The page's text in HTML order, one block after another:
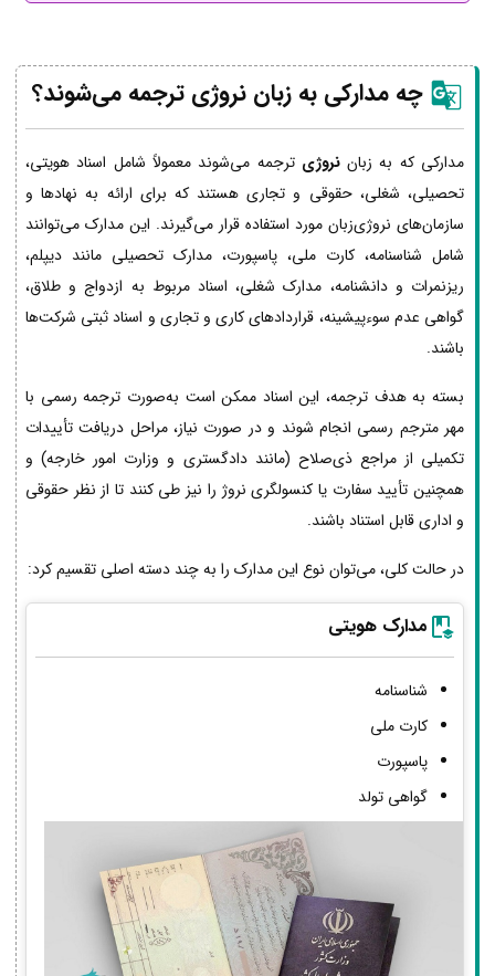
چه مدارکی به زبان نروژی ترجمه می‌شوند؟
مدارکی که به زباننروژی ترجمه می‌شوند معمولاً شامل اسناد هویتی،
تحصیلی، شغلی، حقوقی و تجاری هستند که برای ارائه به نهادها و
سازمان‌های نروژی‌زبان مورد استفاده قرار می‌گیرند. این مدارک می‌توانند
شامل شناسنامه، کارت ملی، پاسپورت، مدارک تحصیلی مانند دیپلم،
ریزنمرات و دانشنامه، مدارک شغلی، اسناد مربوط به ازدواج و طلاق،
گواهی عدم سوءپیشینه، قراردادهای کاری و تجاری و اسناد ثبتی شرکت‌ها
باشند.
بسته به هدف ترجمه، این اسناد ممکن است به‌صورت ترجمه رسمی با
مهر مترجم رسمی انجام شوند و در صورت نیاز، مراحل دریافت تأییدات
تکمیلی از مراجع ذی‌صلاح (مانند دادگستری و وزارت امور خارجه) و
همچنین تأیید سفارت یا کنسولگری نروژ را نیز طی کنند تا از نظر حقوقی
و اداری قابل استناد باشند.
در حالت کلی، می‌توان نوع این مدارک را به چند دسته اصلی تقسیم کرد:
مدارک هویتی
شناسنامه
کارت ملی
پاسپورت
گواهی تولد